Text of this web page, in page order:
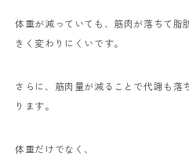
体重が減っていても、筋肉が落ちて脂
きく変わりにくいです。
さらに、筋肉量が減ることで代謝も落
ります。
体重だけでなく、